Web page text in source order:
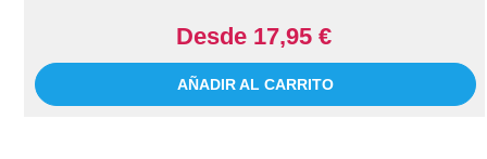
Desde 17,95 €
AÑADIR AL CARRITO